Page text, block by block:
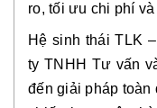
ro, tối ưu chi phí
Hệ sinh thái TLK
ty TNHH Tư vấn
đến giải pháp toàn